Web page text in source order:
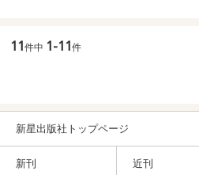
11件中 1-11件
新星出版社トップページ
新刊 近刊